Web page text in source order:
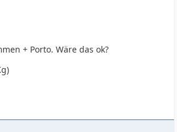
+ Porto. Wäre das ok?